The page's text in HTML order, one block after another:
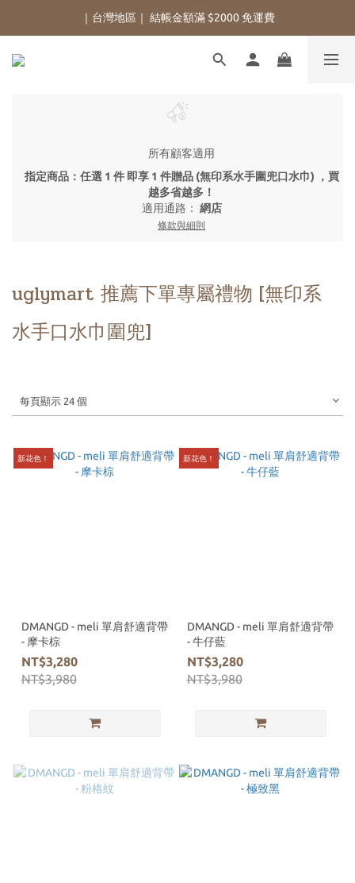
｜台灣地區｜ 結帳金額滿 $2000 免運費
所有顧客適用
指定商品：任選 1 件 即享 1 件贈品 (無印系水手圍兜口水巾) ，買
越多省越多！
適用通路： 網店
條款與細則
uglymart 推薦下單專屬禮物 [無印系
水手口水巾圍兜]
每頁顯示 24 個
新花色！
DMANGD - meli 單肩舒適背帶
- 摩卡棕
NT$3,280
NT$3,980
新花色！
DMANGD - meli 單肩舒適背帶
- 牛仔藍
NT$3,280
NT$3,980